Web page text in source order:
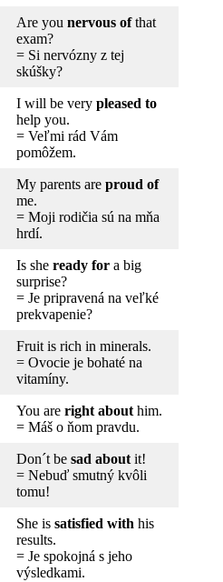
Are you nervous ofthat
exam?
= Si nervózny z tej
skúšky?
I will be very pleased to
help you.
= Veľmi rád Vám
pomôžem.
My parents are proud of
me.
= Moji rodičia sú na mňa
hrdí.
Is she ready for a big
surprise?
= Je pripravená na veľké
prekvapenie?
Fruit is rich in minerals.
= Ovocie je bohaté na
vitamíny.
You are right about him.
= Máš o ňom pravdu.
Don´t be sad about it!
= Nebuď smutný kvôli
tomu!
She is satisfied with his
results.
= Je spokojná s jeho
výsledkami.